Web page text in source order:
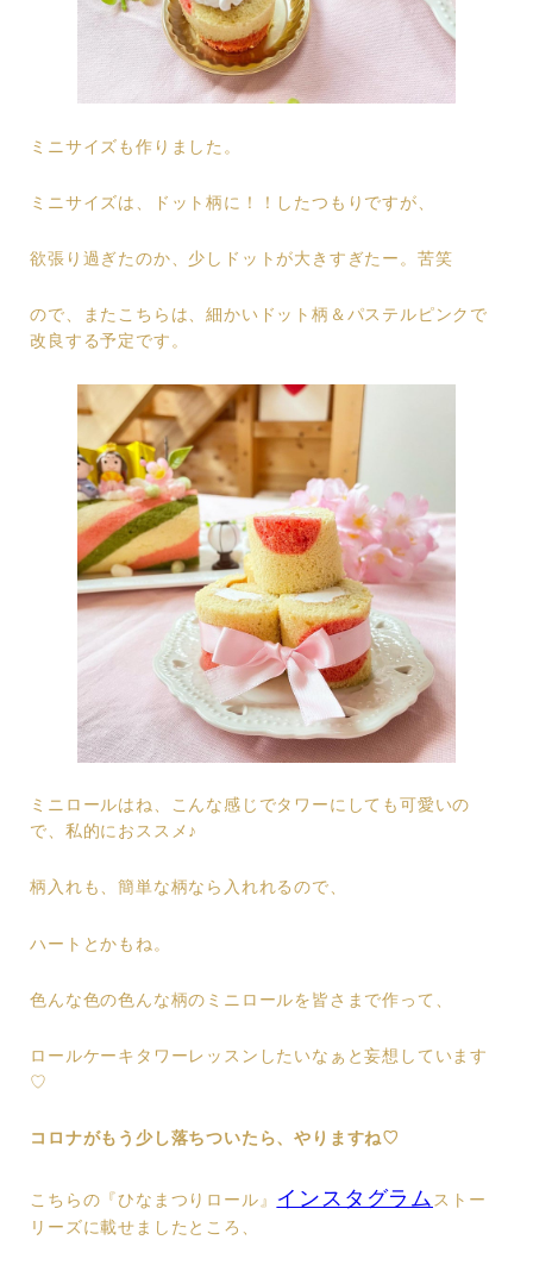
ミニサイズも作りました。
ミニサイズは、ドット柄に！！したつもりですが、
欲張り過ぎたのか、少しドットが大きすぎたー。苦笑
ので、またこちらは、細かいドット柄＆パステルピンクで
改良する予定です。
ミニロールはね、こんな感じでタワーにしても可愛いの
で、私的におススメ♪
柄入れも、簡単な柄なら入れれるので、
ハートとかもね。
色んな色の色んな柄のミニロールを皆さまで作って、
ロールケーキタワーレッスンしたいなぁと妄想しています
♡
コロナがもう少し落ちついたら、やりますね♡
こちらの『ひなまつりロール』 インスタグラム ストー
リーズに載せましたところ、